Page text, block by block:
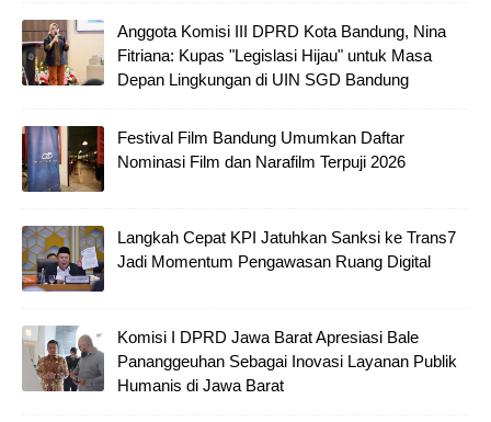
Anggota Komisi III DPRD Kota Bandung, Nina
Fitriana: Kupas "Legislasi Hijau" untuk Masa
Depan Lingkungan di UIN SGD Bandung
Festival Film Bandung Umumkan Daftar
Nominasi Film dan Narafilm Terpuji 2026
Langkah Cepat KPI Jatuhkan Sanksi ke Trans7
Jadi Momentum Pengawasan Ruang Digital
Komisi I DPRD Jawa Barat Apresiasi Bale
Pananggeuhan Sebagai Inovasi Layanan Publik
Humanis di Jawa Barat